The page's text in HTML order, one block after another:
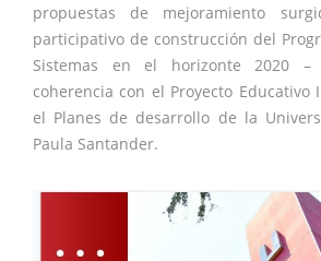
propuestas de mejoramiento
participativo de construcción del
Sistemas en el horizonte 2020 –
coherencia con el Proyecto Educativo
el Planes de desarrollo de la
Paula Santander.